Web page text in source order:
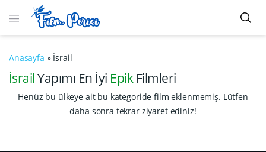
Anasayfa » İsrail
İsrailYapımı En İyi Epik Filmleri
Henüz bu ülkeye ait bu kategoride film eklenmemiş. Lütfen
daha sonra tekrar ziyaret ediniz!